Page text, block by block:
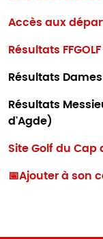
Accès aux
Résultats FFGOLF
Résultats
Résultats
d'Agde)
Site Golf du Cap
📅Ajouter à son